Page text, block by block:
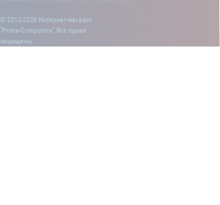
© 2012-2026 Интернет-магазин
“Prime-Computers” Все права
защищены.